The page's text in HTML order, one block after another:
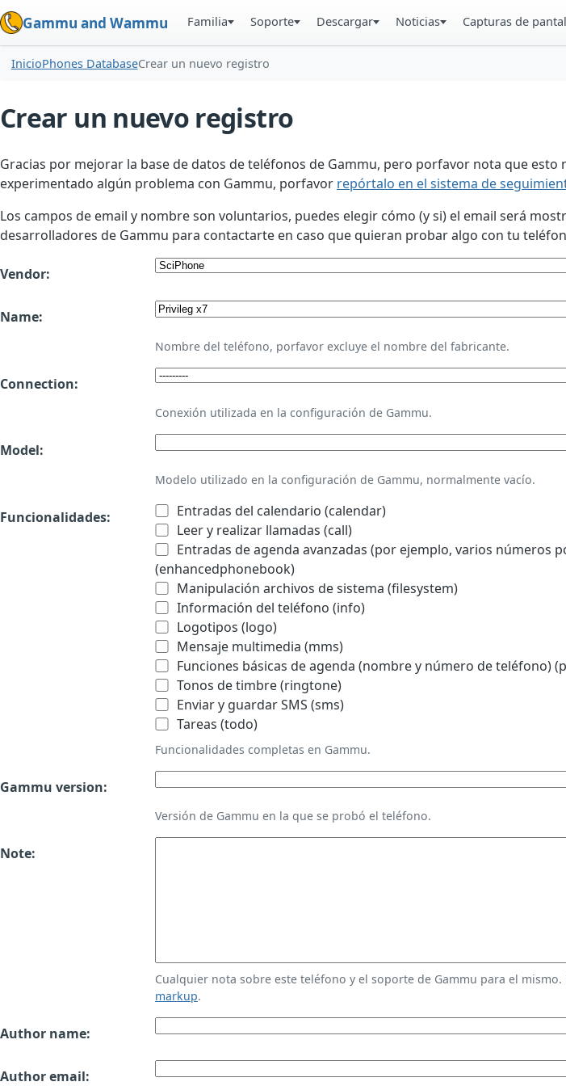
Gammu and Wammu Familia Soporte Descargar Noticias Capturas de
InicioPhones DatabaseCrear un nuevo registro
Crear un nuevo registro
Gracias por mejorar la base de datos de teléfonos de Gammu, pero porfavor nota que esto
experimentado algún problema con Gammu, porfavor repórtalo en el sistema de
Los campos de email y nombre son voluntarios, puedes elegir cómo (y si) el email será
desarrolladores de Gammu para contactarte en caso que quieran probar algo con tu
Vendor:
Name:
Nombre del teléfono, porfavor excluye el nombre del fabricante.
Connection:
Conexión utilizada en la configuración de Gammu.
Model:
Modelo utilizado en la configuración de Gammu, normalmente vacío.
Funcionalidades:
Entradas del calendario (calendar)
Leer y realizar llamadas (call)
Entradas de agenda avanzadas (por ejemplo, varios números
(enhancedphonebook)
Manipulación archivos de sistema (filesystem)
Información del teléfono (info)
Logotipos (logo)
Mensaje multimedia (mms)
Funciones básicas de agenda (nombre y número de teléfono)
Tonos de timbre (ringtone)
Enviar y guardar SMS (sms)
Tareas (todo)
Funcionalidades completas en Gammu.
Gammu version:
Versión de Gammu en la que se probó el teléfono.
Note:
Cualquier nota sobre este teléfono y el soporte de Gammu para el
markup.
Author name:
Author email: